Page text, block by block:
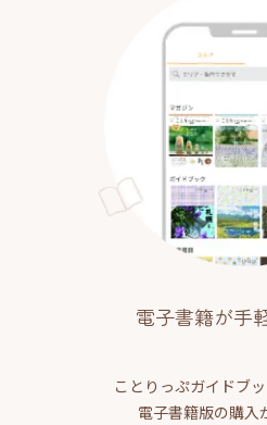
電子書籍が手
ことりっぷガイドブ
電子書籍版の購入